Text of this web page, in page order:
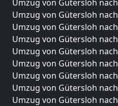
Umzug von Gütersloh
Umzug von Gütersloh
Umzug von Gütersloh
Umzug von Gütersloh
Umzug von Gütersloh
Umzug von Gütersloh
Umzug von Gütersloh
Umzug von Gütersloh
Umzug von Gütersloh